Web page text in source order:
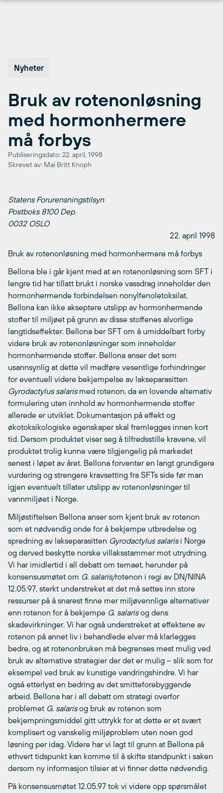
Nyheter
Bruk av rotenonløsning
med hormonhermere
må forbys
Publiseringsdato: 22. april, 1998
Skrevet av: Mai Britt Knoph
Statens Forurensningstilsyn
Postboks 8100 Dep.
0032 OSLO
22. april 1998
Bruk av rotenonløsning med hormonhermere må forbys
Bellona ble i går kjent med at en rotenonløsning som SFT i
lengre tid har tillatt brukt i norske vassdrag inneholder den
hormonhermende forbindelsen nonylfenoletoksilat.
Bellona kan ikke akseptere utslipp av hormonhermende
stoffer til miljøet på grunn av disse stoffenes alvorlige
langtidseffekter. Bellona ber SFT om å umiddelbart forby
videre bruk av rotenonløsninger som inneholder
hormonhermende stoffer. Bellona anser det som
usannsynlig at dette vil medføre vesentlige forhindringer
for eventuell videre bekjempelse av lakseparasitten
Gyrodactylus salarismed rotenon, da en lovende alternativ
formulering uten innhold av hormonhermende stoffer
allerede er utviklet. Dokumentasjon på effekt og
økotoksikologiske egenskaper skal fremlegges innen kort
tid. Dersom produktet viser seg å tilfredsstille kravene, vil
produktet trolig kunne være tilgjengelig på markedet
senest i løpet av året. Bellona forventer en langt grundigere
vurdering og strengere kravsetting fra SFTs side før man
igjen eventuelt tillater utslipp av rotenonløsninger til
vannmiljøet i Norge.
Miljøstiftelsen Bellona anser som kjent bruk av rotenon
som et nødvendig onde for å bekjempe utbredelse og
spredning av lakseparasitten Gyrodactylus salarisi Norge
og derved beskytte norske villaksstammer mot utrydning.
Vi har imidlertid i all debatt om temaet, herunder på
konsensusmøtet om G. salaris/rotenon i regi av DN/NINA
12.05.97, sterkt understreket at det må settes inn store
ressurser på å snarest finne mer miljøvennlige alternativer
enn rotenon for å bekjempe G. salarisog dens
skadevirkninger. Vi har også understreket at effektene av
rotenon på annet liv i behandlede elver må klarlegges
bedre, og at rotenonbruken må begrenses mest mulig ved
bruk av alternative strategier der det er mulig – slik som for
eksempel ved bruk av kunstige vandringshindre. Vi har
også etterlyst en bedring av det smitteforebyggende
arbeid. Bellona har i all debatt om strategi overfor
problemet G. salarisog bruk av rotenon som
bekjempningsmiddel gitt uttrykk for at dette er et svært
komplisert og vanskelig miljøproblem uten noen god
løsning per idag. Videre har vi lagt til grunn at Bellona på
ethvert tidspunkt kan komme til å skifte standpunkt i saken
dersom ny informasjon tilsier at vi finner dette nødvendig.
På konsensusmøtet 12.05.97 tok vi videre opp spørsmålet